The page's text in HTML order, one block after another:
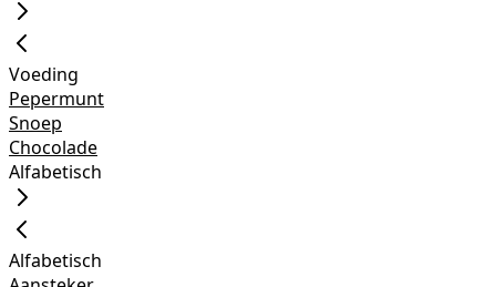
Voeding
Pepermunt
Snoep
Chocolade
Alfabetisch
Alfabetisch